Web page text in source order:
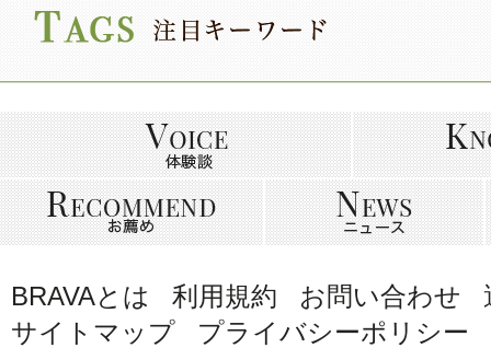
BRAVAとは 利用規約 お問い合わせ
サイトマップ
プライバシーポリシー